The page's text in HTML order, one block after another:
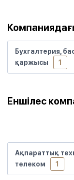
Бухгалтерия,
қаржысы
1
Еншілес
Ақпараттық
телеком
1